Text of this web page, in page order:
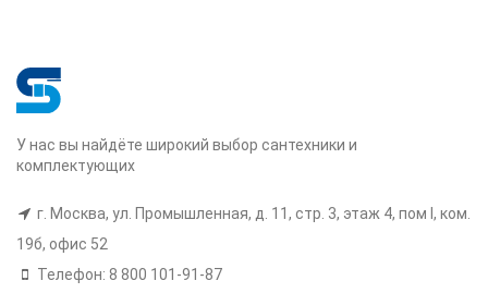
У нас вы найдёте широкий выбор сантехники и
комплектующих
г. Москва, ул. Промышленная, д. 11, стр. 3, этаж 4, пом I, ком.
19б, офис 52
Телефон: 8 800 101-91-87